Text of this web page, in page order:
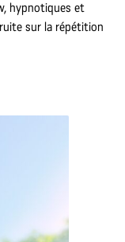
hypnotiques et
sur la répétition